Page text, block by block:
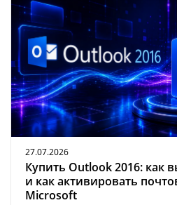
27.07.2026
Купить Outlook 2016: как
и как активировать
Microsoft